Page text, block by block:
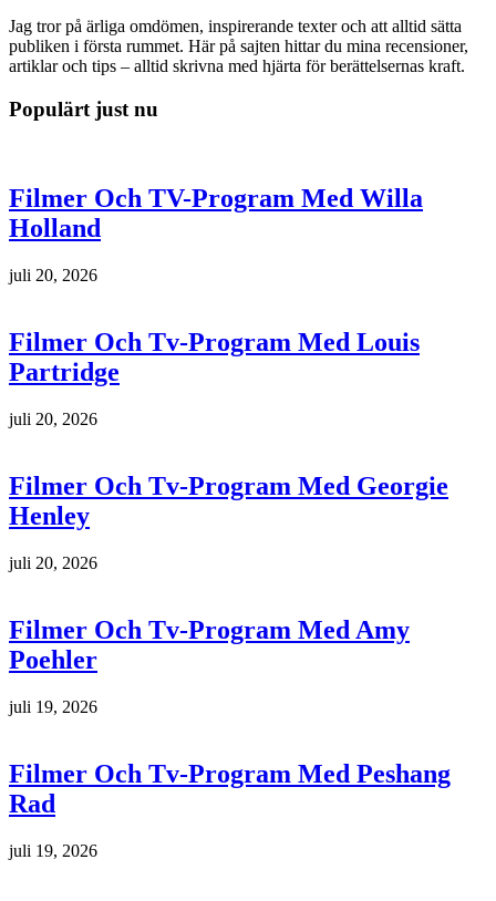
Jag tror på ärliga omdömen, inspirerande texter och att alltid sätta
publiken i första rummet. Här på sajten hittar du mina recensioner,
artiklar och tips – alltid skrivna med hjärta för berättelsernas kraft.
Populärt just nu
Filmer Och TV-Program Med Willa
Holland
juli 20, 2026
Filmer Och Tv-Program Med Louis
Partridge
juli 20, 2026
Filmer Och Tv-Program Med Georgie
Henley
juli 20, 2026
Filmer Och Tv-Program Med Amy
Poehler
juli 19, 2026
Filmer Och Tv-Program Med Peshang
Rad
juli 19, 2026